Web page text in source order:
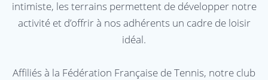
intimiste, les terrains permettent de développer notre
activité et d’offrir à nos adhérents un cadre de loisir
idéal.
Affiliés à la Fédération Française de Tennis, notre club